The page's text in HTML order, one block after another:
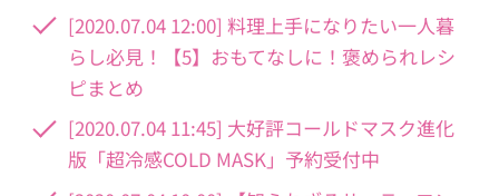
[2020.07.04 12:00] 料理上手になりたい一人暮
らし必見！【5】おもてなしに！褒められレシ
ピまとめ
[2020.07.04 11:45] 大好評コールドマスク進化
版「超冷感COLD MASK」予約受付中